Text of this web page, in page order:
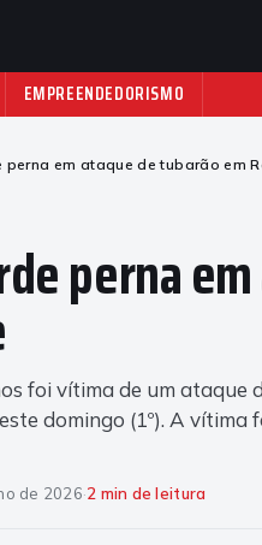
EMPREENDEDORISMO
perna em ataque de tubarão em
perna
foi vítima de um
domingo (1º). A
de 2026·2 min de leitura